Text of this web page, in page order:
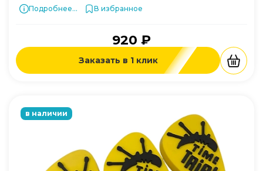
Подробнее... В избранное
920 ₽
Заказать в 1 клик
в наличии